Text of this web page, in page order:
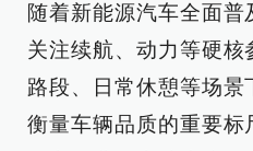
随着新能源汽车全面普
关注续航、动力等硬
路段、日常休憩等场
衡量车辆品质的重要标